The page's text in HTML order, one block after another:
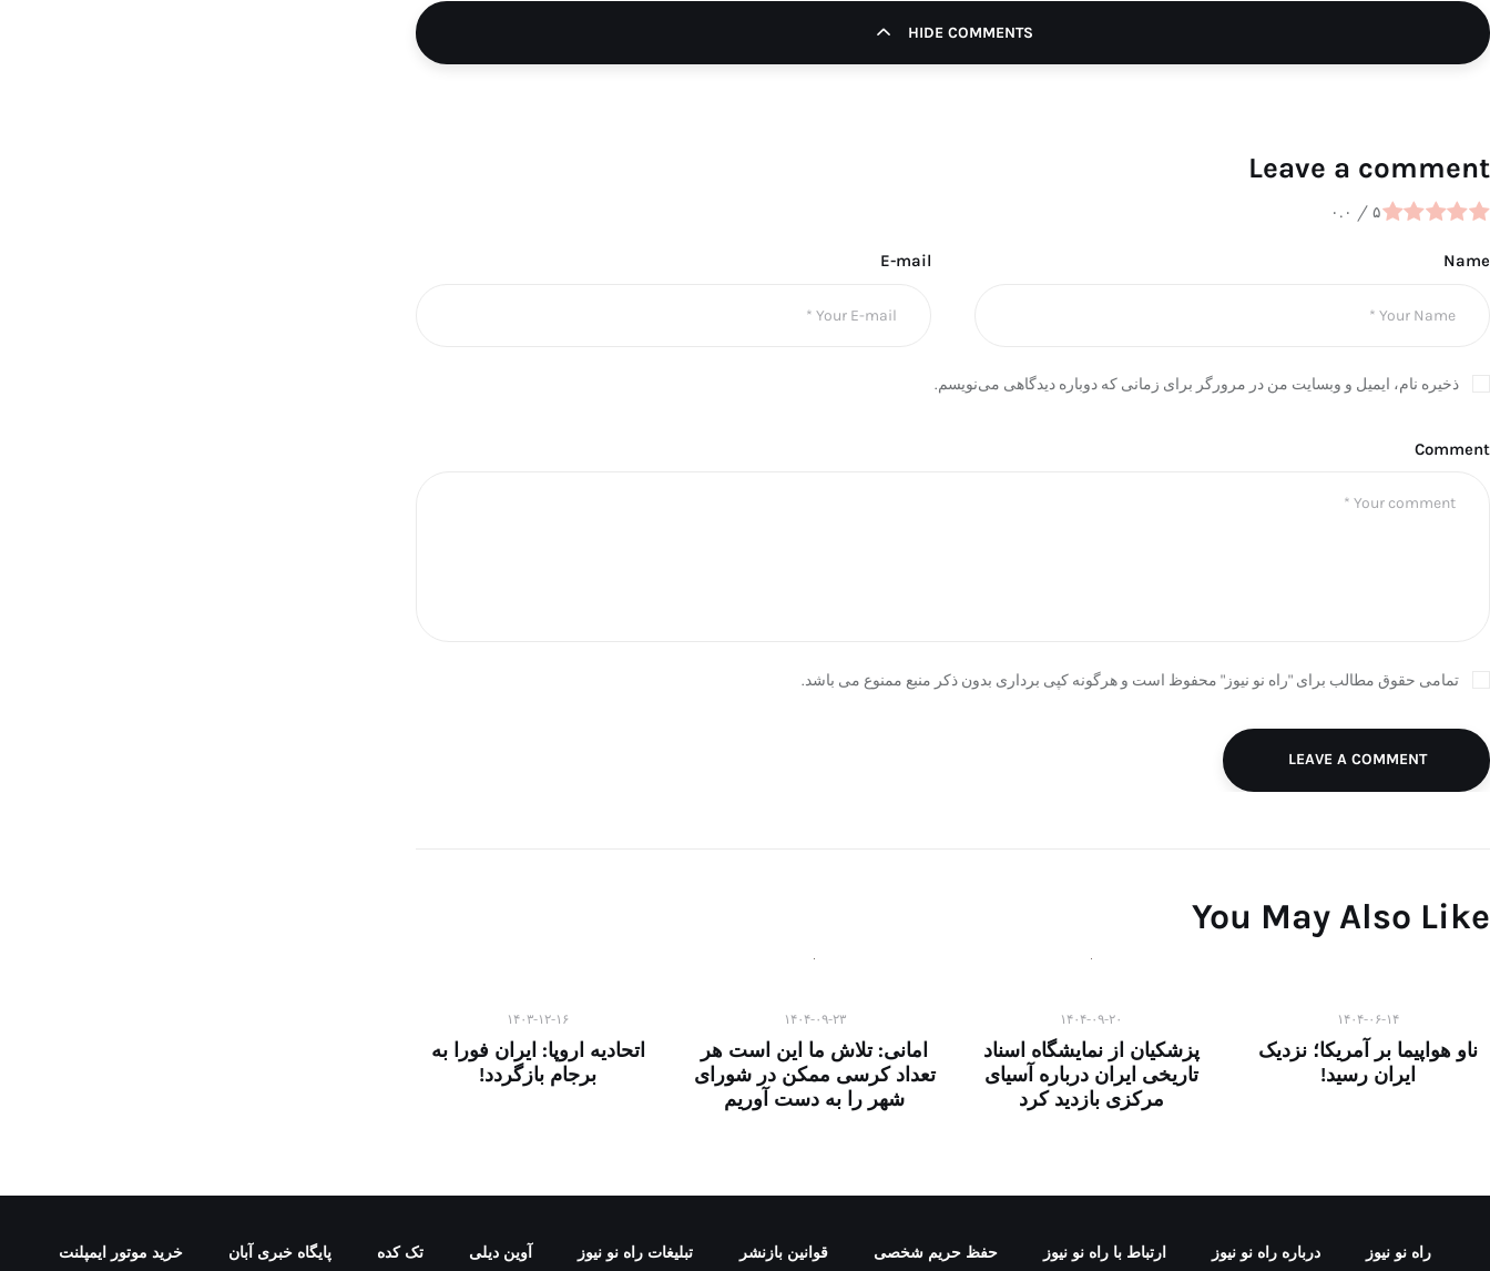
HIDE COMMENTS
Leave a comment
۰.۰ / ۵
Name
E-mail
ذخیره نام، ایمیل و وبسایت من در مرورگر برای زمانی که دوباره دیدگاهی می‌نویسم.
Comment
تمامی حقوق مطالب برای "راه نو نیوز" محفوظ است و هرگونه کپی برداری بدون ذکر منبع ممنوع می باشد.
LEAVE A COMMENT
You May Also Like
۱۴۰۴-۰۶-۱۴
ناو هواپیما بر آمریکا؛ نزدیک
ایران رسید!
۱۴۰۴-۰۹-۲۰
پزشکیان از نمایشگاه اسناد
تاریخی ایران درباره آسیای
مرکزی بازدید کرد
۱۴۰۴-۰۹-۲۳
امانی: تلاش ما این است هر
تعداد کرسی ممکن در شورای
شهر را به دست آوریم
۱۴۰۳-۱۲-۱۶
اتحادیه اروپا: ایران فورا به
برجام بازگردد!
راه نو نیوز درباره راه‌ نو نیوز ارتباط با راه‌ نو نیوز حفظ حریم شخصی قوانین بازنشر تبلیغات راه نو نیوز آوین دیلی تک کده پایگاه خبری آبان خرید موتور ایمپلنت